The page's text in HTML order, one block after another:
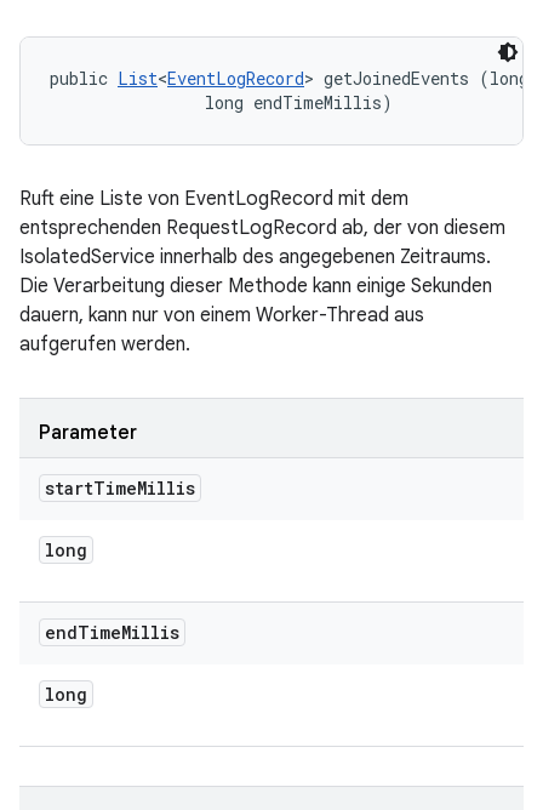
public List<EventLogRecord> getJoinedEvents
                long endTimeMillis)
Ruft eine Liste von EventLogRecord mit dem
entsprechenden RequestLogRecord ab, der von diesem
IsolatedService innerhalb des angegebenen Zeitraums.
Die Verarbeitung dieser Methode kann einige Sekunden
dauern, kann nur von einem Worker-Thread aus
aufgerufen werden.
Parameter
startTimeMillis
long
endTimeMillis
long